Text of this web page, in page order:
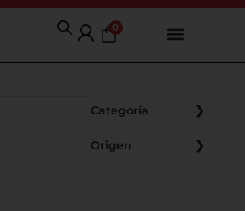
0
Categoría
Origen